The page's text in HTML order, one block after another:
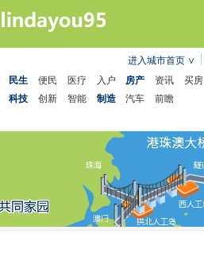
进入城市首页 ∨
民生
便民 医疗 入户 房产 资讯 买房
科技
创新 智能 制造 汽车 前瞻